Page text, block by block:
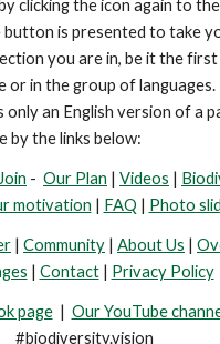
clicking the icon again to the
button is presentedto take
you are in, be it the first
or in the group of languages.
only an English version of a
by the links below:
Join - Our Plan | Videos |
motivation | FAQ | Photo
| Community | About Us |
| Contact| Privacy Policy
page| Our YouTube
#biodiversity.vision